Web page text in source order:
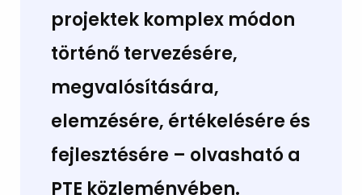
projektek komplex módon
történő tervezésére,
megvalósítására,
elemzésére, értékelésére és
fejlesztésére – olvasható a
PTE közleményében.